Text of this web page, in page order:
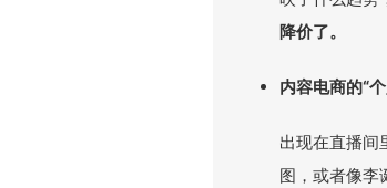
降价了。
内容电商的“
出现在直播间
图，或者像李